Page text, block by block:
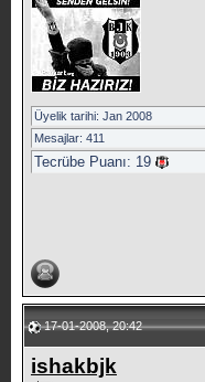
Üyelik tarihi: Jan 2008
Mesajlar: 411
Tecrübe Puanı: 19
17-01-2008, 20:42
ishakbjk